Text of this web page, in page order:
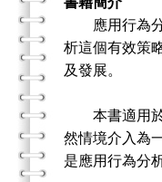
應用行為分
析這個有效策
及發展。
本書適用於
然情境介入為
是應用行為分